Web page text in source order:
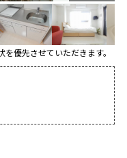
優先させていただきます。